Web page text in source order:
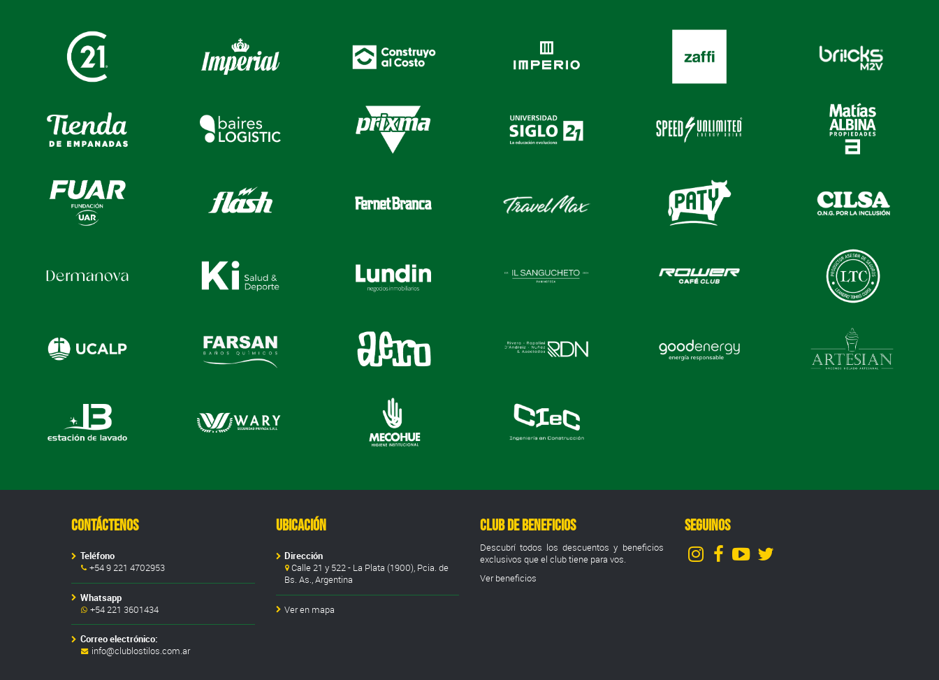
Contáctenos
Teléfono
+54 9 221 4702953
Whatsapp
+54 221 3601434
Correo electrónico:
info@clublostilos.com.ar
Ubicación
Dirección
Calle 21 y 522 - La Plata (1900), Pcia. de
Bs. As., Argentina
Ver en mapa
Club de Beneficios
Descubrí todos los descuentos y beneficios
exclusivos que el club tiene para vos.
Ver beneficios
SEGUINOS